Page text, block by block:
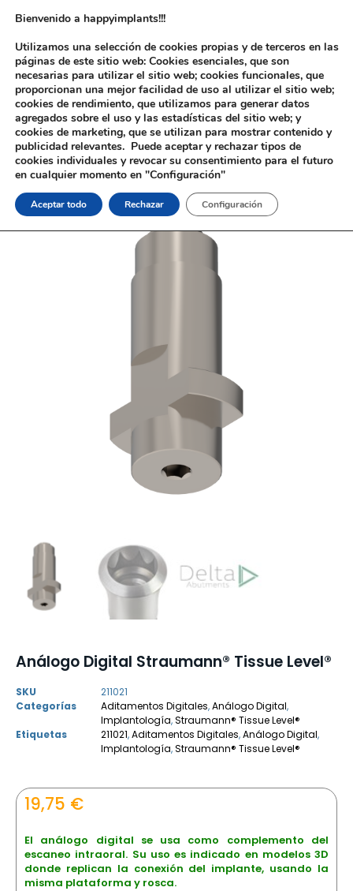
Inicio/Implantología/Aditamentos Digitales /Straumann® Tissue
Level®/ Análogo Digital Straumann® Tissue Level®
Análogo Digital Straumann® Tissue Level®
SKU
211021
Categorías
Aditamentos Digitales,Análogo Digital,
Implantología,Straumann® Tissue Level®
Etiquetas
211021,Aditamentos Digitales,Análogo Digital,
Implantología,Straumann® Tissue Level®
19,75 €
El análogo digital se usa como complemento del
escaneo intraoral. Su uso es indicado en modelos 3D
donde replican la conexión del implante, usando la
misma plataforma y rosca.
Bienvenido a happyimplants!!!
Utilizamos una selección de cookies propias y de terceros en las
páginas de este sitio web: Cookies esenciales, que son
necesarias para utilizar el sitio web; cookies funcionales, que
proporcionan una mejor facilidad de uso al utilizar el sitio web;
cookies de rendimiento, que utilizamos para generar datos
agregados sobre el uso y las estadísticas del sitio web; y
cookies de marketing, que se utilizan para mostrar contenido y
publicidad relevantes. Puede aceptar y rechazar tipos de
cookies individuales y revocar su consentimiento para el futuro
en cualquier momento en "Configuración"
Aceptar todo Rechazar Configuración